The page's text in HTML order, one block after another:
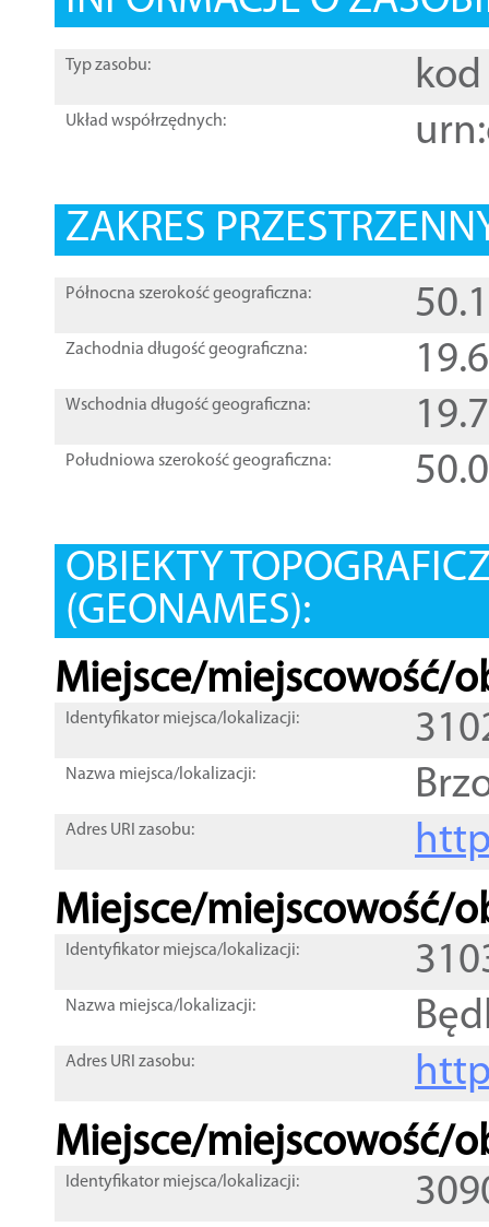
Typ zasobu: kod
Układ współrzędnych:
ZAKRES
Północna szerokość geograficzna:
Zachodnia długość geograficzna:
Wschodnia długość geograficzna:
Południowa szerokość geograficzna:
OBIEKTY
(GEONAMES):
Miejsce/miejscowość/
Identyfikator miejsca/lokalizacji:
Nazwa miejsca/lokalizacji:
Adres URI zasobu:
Miejsce/miejscowość/
Identyfikator miejsca/lokalizacji:
Nazwa miejsca/lokalizacji:
Adres URI zasobu:
Miejsce/miejscowość/
Identyfikator miejsca/lokalizacji: